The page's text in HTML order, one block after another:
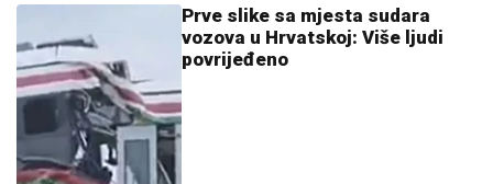
Prve slike sa mjesta sudara
vozova u Hrvatskoj: Više ljudi
povrijeđeno